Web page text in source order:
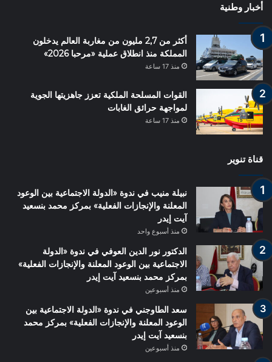
أخبار وطنية
أكثر من 2,7 مليون من مغاربة العالم يدخلون
المملكة منذ انطلاق عملية «مرحبا 2026»
منذ 17 ساعة
القوات المسلحة الملكية تعزز جاهزيتها الجوية
لمواجهة حرائق الغابات
منذ 17 ساعة
قناة تنوير
نبيلة منيب في ندوة «الدولة الاجتماعية بين الوعود
المعلنة والإنجازات الفعلية» بمركز محمد بنسعيد
آيت إيدر
منذ أسبوع واحد
الدكتور نور الدين العوفي في ندوة «الدولة
الاجتماعية بين الوعود المعلنة والإنجازات الفعلية»
بمركز محمد بنسعيد آيت إيدر
منذ أسبوعين
سعد الطاوجني في ندوة «الدولة الاجتماعية بين
الوعود المعلنة والإنجازات الفعلية» بمركز محمد
بنسعيد آيت إيدر
منذ أسبوعين